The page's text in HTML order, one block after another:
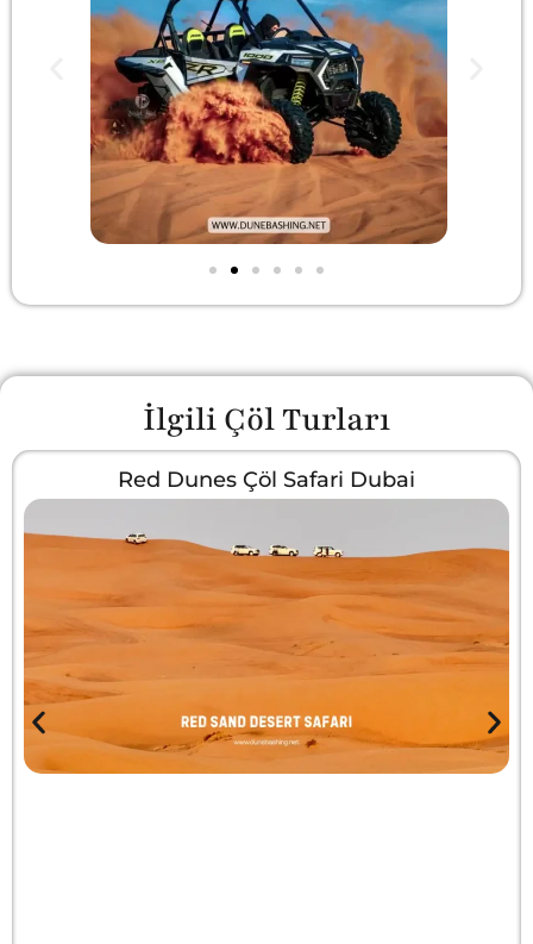
İlgili Çöl Turları
Red Dunes Çöl Safari Dubai